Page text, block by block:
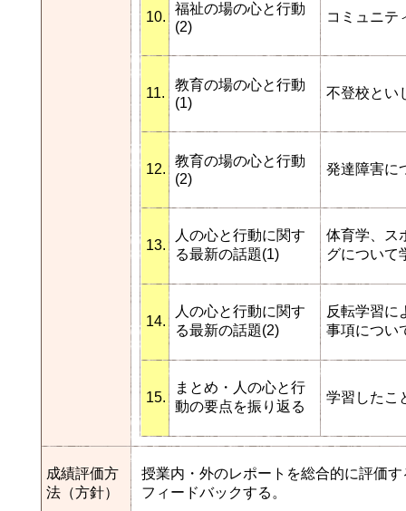
10.
福祉の場の心と行動
(2)
コミュニテ
11.
教育の場の心と行動
(1)
不登校とい
12.
教育の場の心と行動
(2)
発達障害に
13.
人の心と行動に関す
る最新の話題(1)
体育学、ス
グについて
14.
人の心と行動に関す
る最新の話題(2)
反転学習に
事項につい
15.
まとめ・人の心と行
動の要点を振り返る
学習したこ
成績評価方
法（方針）
授業内・外のレポートを総合的に評価
フィードバックする。